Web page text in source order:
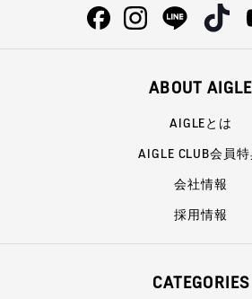
ABOUT AIGLE
AIGLEとは
AIGLE CLUB会員
会社情報
採用情報
CATEGORIES